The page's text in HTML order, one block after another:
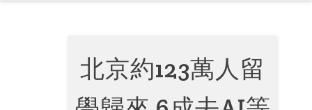
北京約123萬人留